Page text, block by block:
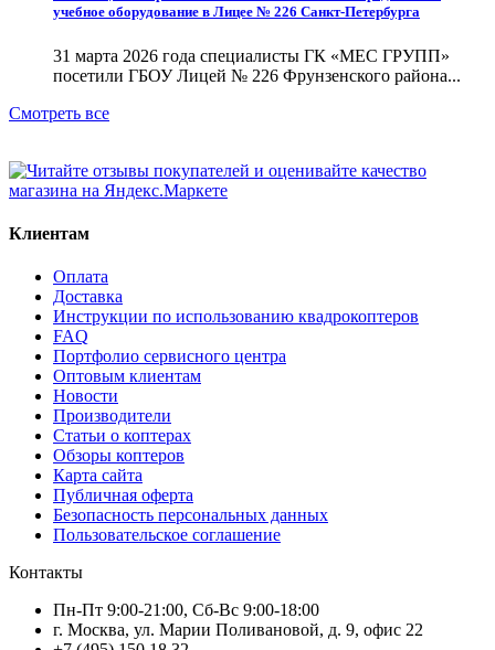
учебное оборудование в Лицее № 226 Санкт-Петербурга
31 марта 2026 года специалисты ГК «МЕС ГРУПП»
посетили ГБОУ Лицей № 226 Фрунзенского района...
Смотреть все
Клиентам
Оплата
Доставка
Инструкции по использованию квадрокоптеров
FAQ
Портфолио сервисного центра
Оптовым клиентам
Новости
Производители
Статьи о коптерах
Обзоры коптеров
Карта сайта
Публичная оферта
Безопасность персональных данных
Пользовательское соглашение
Контакты
Пн-Пт 9:00-21:00, Сб-Вс 9:00-18:00
г. Москва, ул. Марии Поливановой, д. 9, офис 22